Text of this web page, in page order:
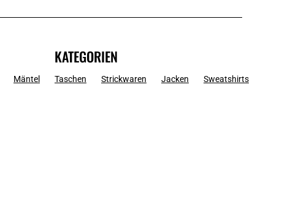
KATEGORIEN
Mäntel Taschen Strickwaren Jacken Sweatshirts